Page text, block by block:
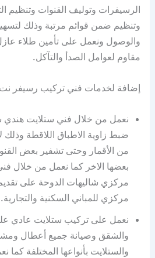
الرسيفرات وتوليف القنوات وتنظيم
وتنظيم ضمن قوائم مرتبة وذلك
والوصول ونعمل على تأمين طلاء
مقاوم لعوامل الصدأ والتآكل.
إضافة لخدمات فني تركيب رسيفر نت
نعمل من خلال فني ستلايت هندي
ضبط زاوية الاطباق اللاقطة
من الأقمار وحتى تشفير بعض
بعضها الاخر كما نعمل من خلال
مركزي شاليهات الدوحة على
مركزي للمباني السكنية والتجارية.
نعمل على تركيب ستلايت عادي
والشقق وصيانة جميع أعطال
والستلايت بأنواعها المختلفة